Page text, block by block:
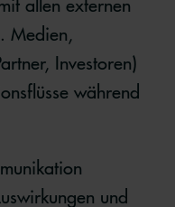
allen externen
Medien,
Investoren)
während
und